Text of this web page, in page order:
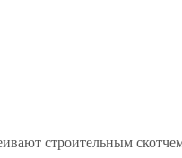
строительным